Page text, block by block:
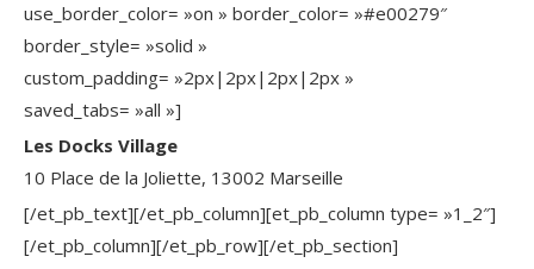
use_border_color= »on » border_color= »#e00279″
border_style= »solid »
custom_padding= »2px|2px|2px|2px »
saved_tabs= »all »]
Les Docks Village
10 Place de la Joliette, 13002 Marseille
[/et_pb_text][/et_pb_column][et_pb_column type= »1_2″]
[/et_pb_column][/et_pb_row][/et_pb_section]